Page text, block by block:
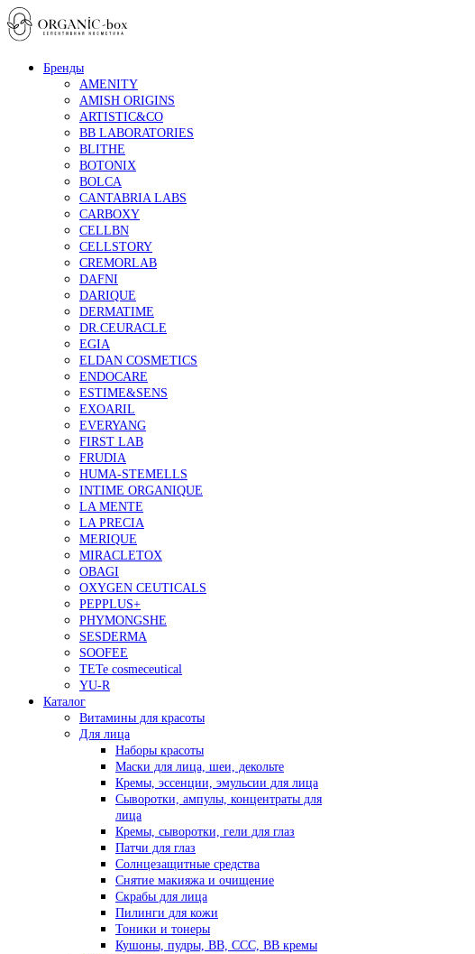
Бренды
AMENITY
AMISH ORIGINS
ARTISTIC&CO
BB LABORATORIES
BLITHE
BOTONIX
BOLCA
CANTABRIA LABS
CARBOXY
CELLBN
CELLSTORY
CREMORLAB
DAFNI
DARIQUE
DERMATIME
DR.CEURACLE
EGIA
ELDAN COSMETICS
ENDOCARE
ESTIME&SENS
EXOARIL
EVERYANG
FIRST LAB
FRUDIA
HUMA-STEMELLS
INTIME ORGANIQUE
LA MENTE
LA PRECIA
MERIQUE
MIRACLETOX
OBAGI
OXYGEN CEUTICALS
PEPPLUS+
PHYMONGSHE
SESDERMA
SOOFEE
TETe cosmeceutical
YU-R
Каталог
Витамины для красоты
Для лица
Наборы красоты
Маски для лица, шеи, декольте
Кремы, эссенции, эмульсии для лица
Сыворотки, ампулы, концентраты для
лица
Кремы, сыворотки, гели для глаз
Патчи для глаз
Солнцезащитные средства
Снятие макияжа и очищение
Скрабы для лица
Пилинги для кожи
Тоники и тонеры
Кушоны, пудры, ВВ, ССС, ВВ кремы